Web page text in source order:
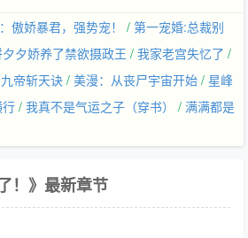
傲娇暴君，强势宠！ / 第一宠婚:总裁别
夕娇养了禁欲摄政王 / 我家老宫失忆了 /
九帝斩天诀 / 美漫：从丧尸宇宙开始 / 星峰
/ 我真不是气运之子（穿书） / 满满都是
！》最新章节